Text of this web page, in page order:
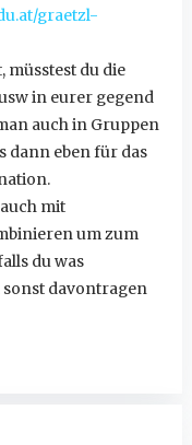
graetzl-
müsstest du die
in eurer gegend
auch in Gruppen
dann eben für das
mit
um zum
du was
davontragen